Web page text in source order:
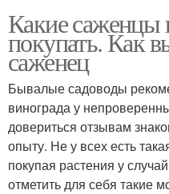
Какие саженцы
покупать. Как
саженец
Бывалые садоводы
винограда у
довериться отзывам
опыту. Не у всех есть
покупая растения у
отметить для себя такие